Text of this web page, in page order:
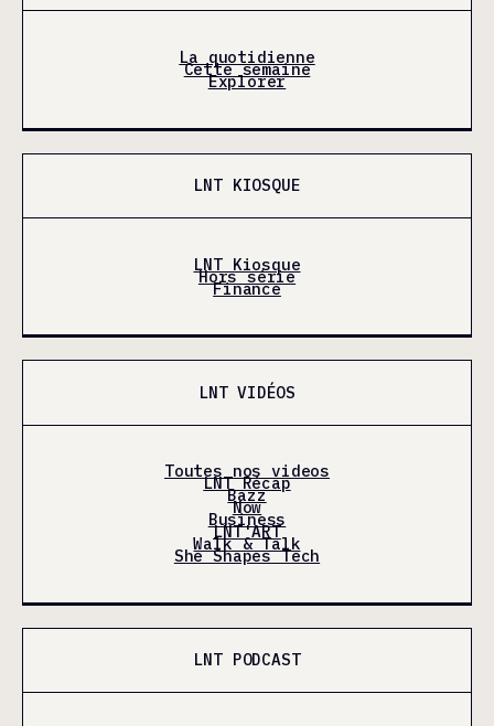
La quotidienne
Cette semaine
Explorer
LNT KIOSQUE
LNT Kiosque
Hors série
Finance
LNT VIDÉOS
Toutes nos videos
LNT Récap
Bazz
Now
Business
LNT'ART
Walk & Talk
She Shapes Tech
LNT PODCAST